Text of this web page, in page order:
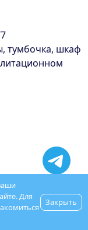
тумбочка, шкаф
“Капельница от
рублей.
Для
Закрыть